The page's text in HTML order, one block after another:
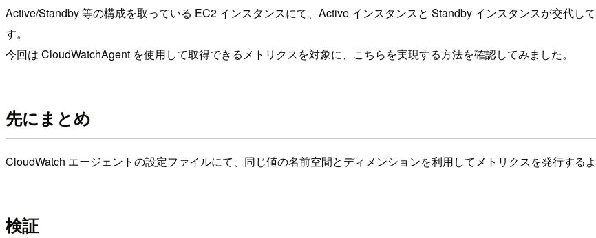
Active/Standby 等の構成を取っている EC2 インスタンスにて、Active インスタンスと Standby インスタンスが交代し
す。
今回は CloudWatchAgent を使用して取得できるメトリクスを対象に、こちらを実現する方法を確認してみました。
先にまとめ
CloudWatch エージェントの設定ファイルにて、同じ値の名前空間とディメンションを利用してメトリクスを発行する
検証